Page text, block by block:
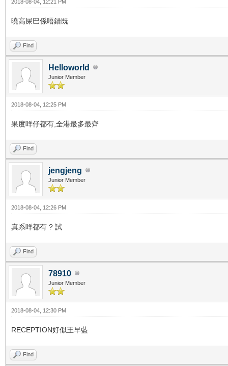
2018-08-04, 12:21 PM
曉高屎巴係唔錯既
Find
Helloworld
Junior Member
2018-08-04, 12:25 PM
果度咩仔都有,全港最多最齊
Find
jengjeng
Junior Member
2018-08-04, 12:26 PM
真系咩都有 ? 試
Find
78910
Junior Member
2018-08-04, 12:30 PM
RECEPTION好似王早藍
Find